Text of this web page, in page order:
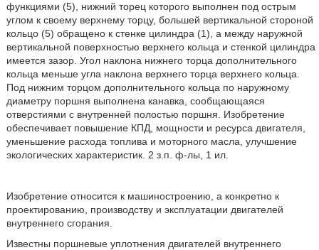
функциями (5), нижний торец которого выполнен под острым
углом к своему верхнему торцу, большей вертикальной стороной
кольцо (5) обращено к стенке цилиндра (1), а между наружной
вертикальной поверхностью верхнего кольца и стенкой цилиндра
имеется зазор. Угол наклона нижнего торца дополнительного
кольца меньше угла наклона верхнего торца верхнего кольца.
Под нижним торцом дополнительного кольца по наружному
диаметру поршня выполнена канавка, сообщающаяся
отверстиями с внутренней полостью поршня. Изобретение
обеспечивает повышение КПД, мощности и ресурса двигателя,
уменьшение расхода топлива и моторного масла, улучшение
экологических характеристик. 2 з.п. ф-лы, 1 ил.
Изобретение относится к машиностроению, а конкретно к
проектированию, производству и эксплуатации двигателей
внутреннего сгорания.
Известны поршневые уплотнения двигателей внутреннего